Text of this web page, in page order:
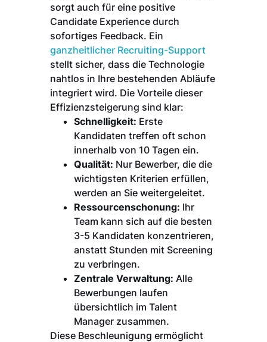
sorgt auch für eine positive
Candidate Experience durch
sofortiges Feedback. Ein
ganzheitlicher Recruiting-Support
stellt sicher, dass die Technologie
nahtlos in Ihre bestehenden Abläufe
integriert wird. Die Vorteile dieser
Effizienzsteigerung sind klar:
Schnelligkeit: Erste
Kandidaten treffen oft schon
innerhalb von 10 Tagen ein.
Qualität: Nur Bewerber, die die
wichtigsten Kriterien erfüllen,
werden an Sie weitergeleitet.
Ressourcenschonung: Ihr
Team kann sich auf die besten
3-5 Kandidaten konzentrieren,
anstatt Stunden mit Screening
zu verbringen.
Zentrale Verwaltung: Alle
Bewerbungen laufen
übersichtlich im Talent
Manager zusammen.
Diese Beschleunigung ermöglicht